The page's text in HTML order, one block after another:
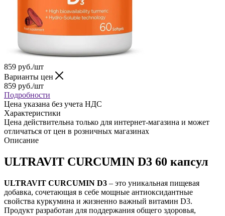
859 руб./шт
Варианты цен
859 руб./шт
Подробности
Цена указана без учета НДС
Характеристики
Цена действительна только для интернет-магазина и может
отличаться от цен в розничных магазинах
Описание
ULTRAVIT CURCUMIN D3 60 капсул
ULTRAVIT CURCUMIN D3 – это уникальная пищевая
добавка, сочетающая в себе мощные антиоксидантные
свойства куркумина и жизненно важный витамин D3.
Продукт разработан для поддержания общего здоровья,